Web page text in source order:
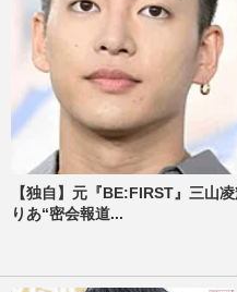
【独自】元『BE:FIRST』三山
りあ“密会報道...